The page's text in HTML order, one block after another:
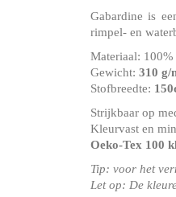
Gabardine is
rimpel- en
Materiaal: 100%
Gewicht: 310 g/
Stofbreedte:
Strijkbaar op
Kleurvast en
Oeko-Tex 100
Tip: voor het
Let op: De